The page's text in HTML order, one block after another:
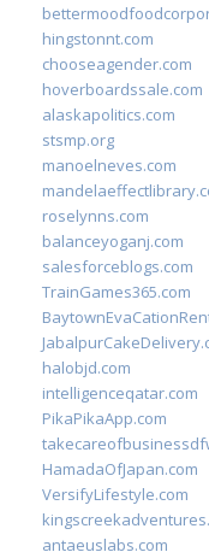
hingstonnt.com
chooseagender.com
hoverboardssale.com
alaskapolitics.com
stsmp.org
manoelneves.com
roselynns.com
balanceyoganj.com
salesforceblogs.com
TrainGames365.com
halobjd.com
intelligenceqatar.com
PikaPikaApp.com
HamadaOfJapan.com
VersifyLifestyle.com
antaeuslabs.com